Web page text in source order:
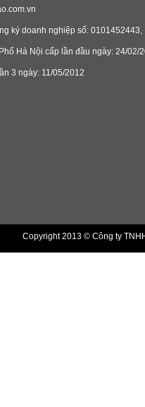
ký doanh nghiệp số: 0101452443,
Hà Nội cấp lần đầu ngày: 24/02/
3 ngày: 11/05/2012
Copyright 2013 © Công ty